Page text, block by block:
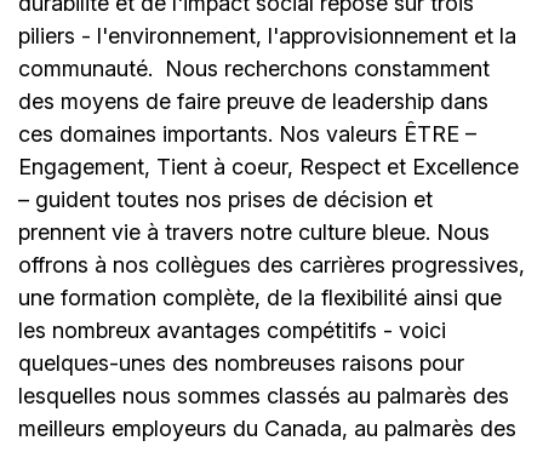
piliers - l'environnement, l'approvisionnement et la
communauté.
Nous recherchons constamment
des moyens de faire preuve de leadership dans
ces domaines importants. Nos valeurs ÊTRE –
Engagement, Tient à coeur, Respect et Excellence
– guident toutes nos prises de décision et
prennent vie à travers notre culture bleue. Nous
offrons à nos collègues des carrières progressives,
une formation complète, de la flexibilité ainsi que
les nombreux avantages compétitifs - voici
quelques-unes des nombreuses raisons pour
lesquelles nous sommes classés au palmarès des
meilleurs employeurs du Canada, au palmarès des